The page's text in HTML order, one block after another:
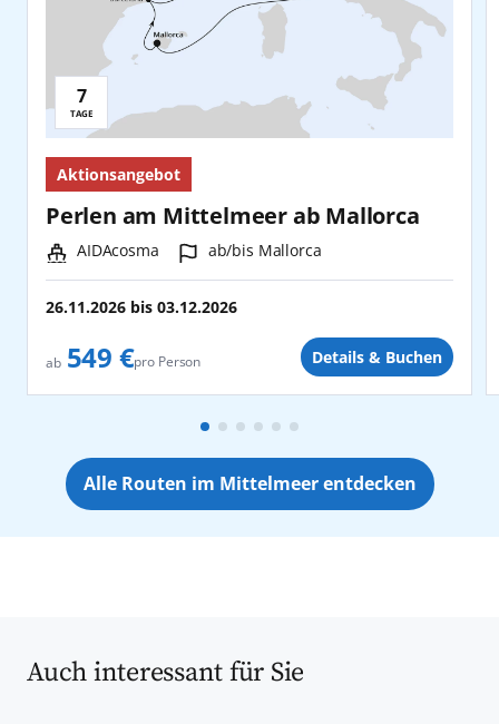
Reisedauer:
7
TAGE
Aktionsangebot
Perlen am Mittelmeer ab Mallorca
Schiff:
AIDAcosma Hafen:
ab/bis Mallorca
26.11.2026 bis 03.12.2026
ab 549 €pro Person Details & Buchen
Alle Routen im Mittelmeer entdecken
Auch interessant für Sie